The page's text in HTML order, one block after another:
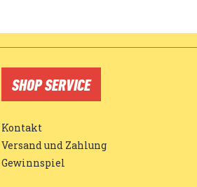
SHOP SERVICE
Kontakt
Versand und Zahlung
Gewinnspiel